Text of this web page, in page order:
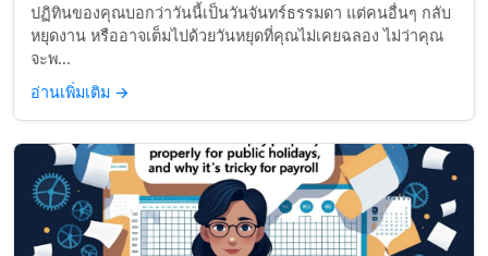
ปฏิทินของคุณบอกว่าวันนี้เป็นวันจันทร์ธรรมดา แต่คนอื่นๆ กลับ
หยุดงาน หรืออาจเต็มไปด้วยวันหยุดที่คุณไม่เคยฉลอง ไม่ว่าคุณ
จะพ...
อ่านเพิ่มเติม →